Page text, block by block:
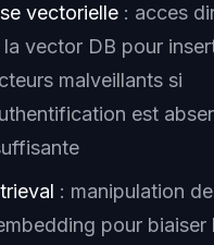
vectorielle : acces
la vector DB pour
malveillants si
est
: manipulation
pour biaiser